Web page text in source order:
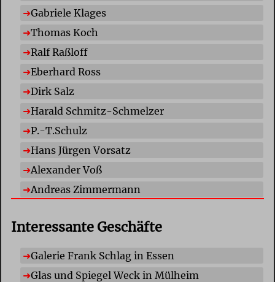
Gabriele Klages
Thomas Koch
Ralf Raßloff
Eberhard Ross
Dirk Salz
Harald Schmitz-Schmelzer
P.-T.Schulz
Hans Jürgen Vorsatz
Alexander Voß
Andreas Zimmermann
Interessante Geschäfte
Galerie Frank Schlag in Essen
Glas und Spiegel Weck in Mülheim